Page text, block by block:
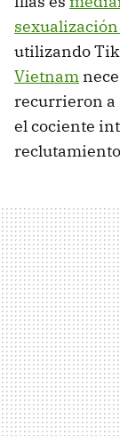
utilizando
Vietnam
recurrieron a
el cociente